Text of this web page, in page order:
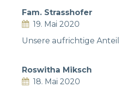
Fam. Strasshofer
19. Mai 2020
Unsere aufrichtige
Roswitha Miksch
18. Mai 2020